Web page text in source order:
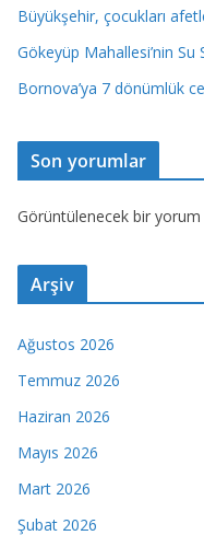
Büyükşehir, çocukları
Gökeyüp Mahallesi’nin
Bornova’ya 7 dönümlük
Son yorumlar
Görüntülenecek bir yorum
Arşiv
Ağustos 2026
Temmuz 2026
Haziran 2026
Mayıs 2026
Mart 2026
Şubat 2026